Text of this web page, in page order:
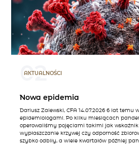
02
AKTUALNOŚCI
Nowa epidemia
Dariusz Zalewski, CFA 14.07.2026 6 lat temu
epidemiologami. Po kilku miesiącach
operowaliśmy pojęciami takimi jak wskaźnik
wypłaszczanie krzywej czy odporność
szybko odbiły, a wiele kwartałów później